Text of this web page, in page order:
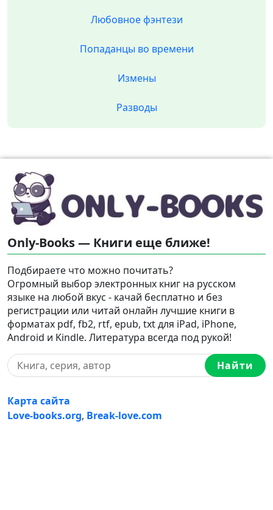
Любовное фэнтези
Попаданцы во времени
Измены
Разводы
Only-Books — Книги еще ближе!
Подбираете что можно почитать?
Огромный выбор электронных книг на русском
языке на любой вкус - качай бесплатно и без
регистрации или читай онлайн лучшие книги в
форматах pdf, fb2, rtf, epub, txt для iPad, iPhone,
Android и Kindle. Литература всегда под рукой!
Найти
Карта сайта
Love-books.org, Break-love.com